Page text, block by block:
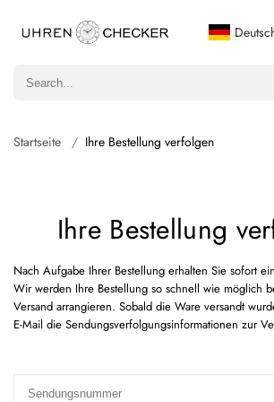
Startseite Ihre Bestellung verfolgen
Ihre Bestellung
Nach Aufgabe Ihrer Bestellung erhalten Sie sofort
Wir werden Ihre Bestellung so schnell wie möglich
Versand arrangieren. Sobald die Ware versandt
E-Mail die Sendungsverfolgungsinformationen zur